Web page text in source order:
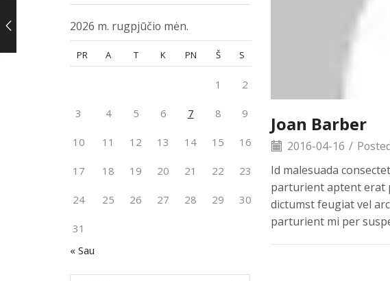
Joan Barber
2016-04-16 /
Id malesuada
parturient aptent erat
dictumst feugiat vel
parturient mi per
2026 m. rugpjūčio mėn.
PR A T K PN Š S
1 2
3 4 5 6 7 8 9
10 11 12 13 14 15 16
17 18 19 20 21 22 23
24 25 26 27 28 29 30
31
« Sau